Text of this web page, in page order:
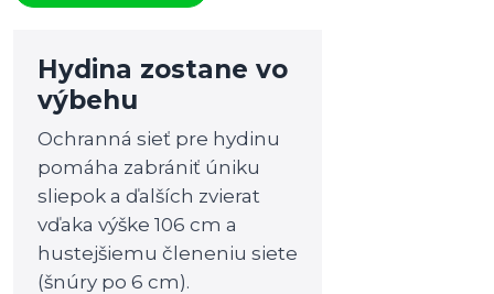
Hydina zostane vo
výbehu
Ochranná sieť pre hydinu
pomáha zabrániť úniku
sliepok a ďalších zvierat
vďaka výške 106 cm a
hustejšiemu členeniu siete
(šnúry po 6 cm).